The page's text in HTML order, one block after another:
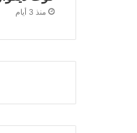
منذ 3 أيام